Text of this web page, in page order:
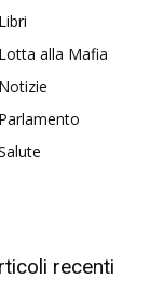
alla Mafia
recenti